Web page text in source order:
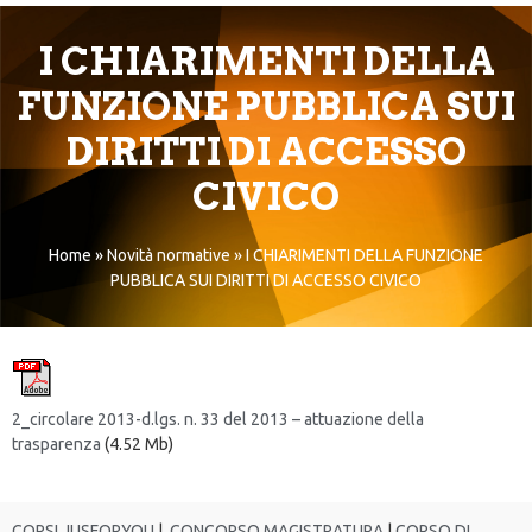
I CHIARIMENTI DELLA
FUNZIONE PUBBLICA SUI
DIRITTI DI ACCESSO
CIVICO
Home »Novità normative »I CHIARIMENTI DELLA FUNZIONE
PUBBLICA SUI DIRITTI DI ACCESSO CIVICO
2_circolare 2013-d.lgs. n. 33 del 2013 – attuazione della
trasparenza (4.52 Mb)